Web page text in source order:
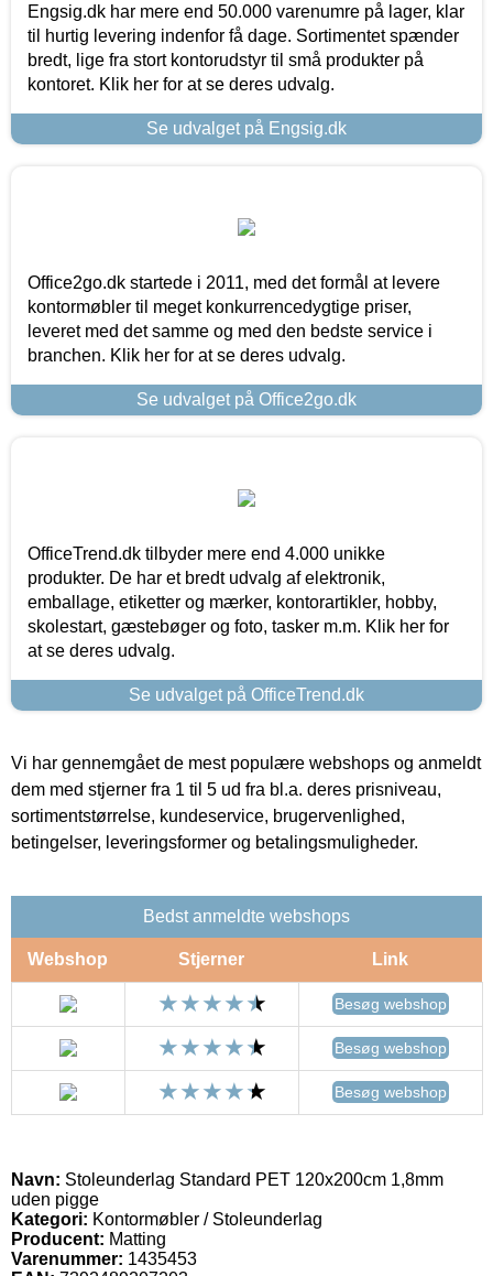
Engsig.dk har mere end 50.000 varenumre på lager, klar
til hurtig levering indenfor få dage. Sortimentet spænder
bredt, lige fra stort kontorudstyr til små produkter på
kontoret. Klik her for at se deres udvalg.
Se udvalget på Engsig.dk
Office2go.dk startede i 2011, med det formål at levere
kontormøbler til meget konkurrencedygtige priser,
leveret med det samme og med den bedste service i
branchen. Klik her for at se deres udvalg.
Se udvalget på Office2go.dk
OfficeTrend.dk tilbyder mere end 4.000 unikke
produkter. De har et bredt udvalg af elektronik,
emballage, etiketter og mærker, kontorartikler, hobby,
skolestart, gæstebøger og foto, tasker m.m. Klik her for
at se deres udvalg.
Se udvalget på OfficeTrend.dk
Vi har gennemgået de mest populære webshops og anmeldt
dem med stjerner fra 1 til 5 ud fra bl.a. deres prisniveau,
sortimentstørrelse, kundeservice, brugervenlighed,
betingelser, leveringsformer og betalingsmuligheder.
Bedst anmeldte webshops
Webshop Stjerner Link
Besøg webshop
Besøg webshop
Besøg webshop
Navn: Stoleunderlag Standard PET 120x200cm 1,8mm
uden pigge
Kategori: Kontormøbler / Stoleunderlag
Producent: Matting
Varenummer: 1435453